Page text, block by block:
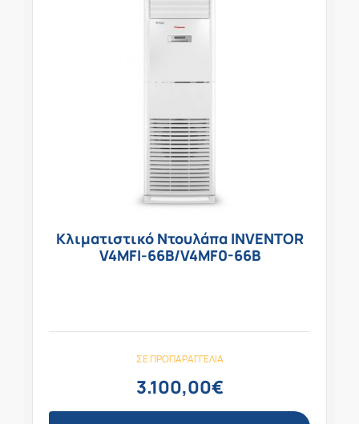
Κλιματιστικό Ντουλάπα INVENTOR
V4MFI-66B/V4MF0-66B
ΣΕ ΠΡΟΠΑΡΑΓΓΕΛΊΑ
3.100,00€